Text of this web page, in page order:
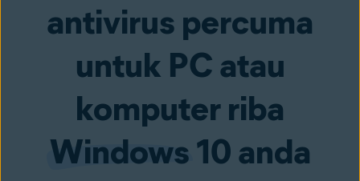
antivirus percuma
untuk PC atau
komputer riba
Windows10 anda